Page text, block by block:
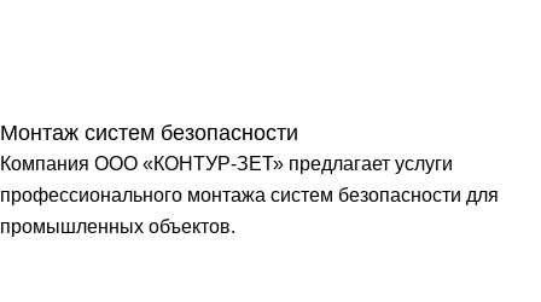
Монтаж систем безопасности
Компания ООО «КОНТУР-ЗЕТ» предлагает услуги
профессионального монтажа систем безопасности для
промышленных объектов.